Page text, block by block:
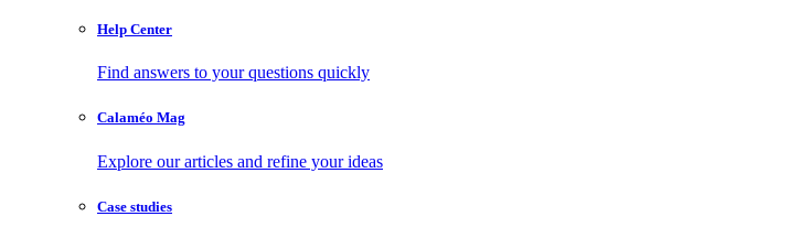
Help Center
Find answers to your questions quickly
Calaméo Mag
Explore our articles and refine your ideas
Case studies